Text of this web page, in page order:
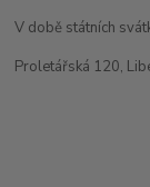
V době státních
Proletářská 120,